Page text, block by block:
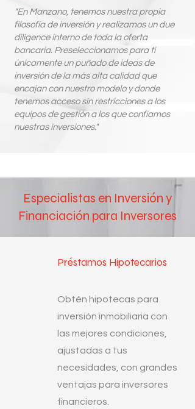
"En Manzano, tenemos nuestra propia
filosofía de inversión y realizamos un due
diligence interno de toda la oferta
bancaria. Preseleccionamos para ti
únicamente un puñado de ideas de
inversión de la más alta calidad que
encajan con nuestro modelo y donde
tenemos acceso sin restricciones a los
equipos de gestión a los que confiamos
nuestras inversiones."
Especialistas en Inversión y
Financiación para Inversores
Préstamos Hipotecarios
Obtén hipotecas para
inversión inmobiliaria con
las mejores condiciones,
ajustadas a tus
necesidades, con grandes
ventajas para inversores
financieros.